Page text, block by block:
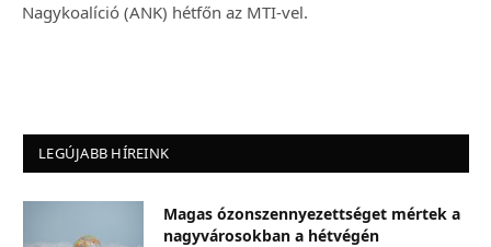
Nagykoalíció (ANK) hétfőn az MTI-vel.
LEGÚJABB HÍREINK
Magas ózonszennyezettséget mértek a
nagyvárosokban a hétvégén